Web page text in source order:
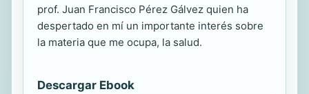
prof. Juan Francisco Pérez Gálvez quien ha
despertado en mí un importante interés sobre
la materia que me ocupa, la salud.
Descargar Ebook